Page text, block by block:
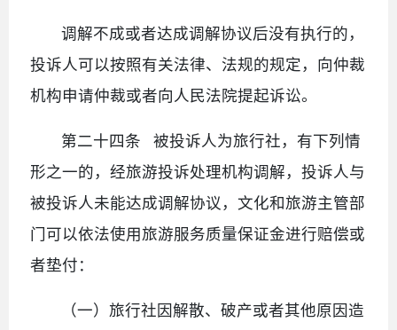
调解不成或者达成调解协议后没有执行的，
投诉人可以按照有关法律、法规的规定，向仲裁
机构申请仲裁或者向人民法院提起诉讼。
第二十四条 被投诉人为旅行社，有下列情
形之一的，经旅游投诉处理机构调解，投诉人与
被投诉人未能达成调解协议，文化和旅游主管部
门可以依法使用旅游服务质量保证金进行赔偿或
者垫付：
（一）旅行社因解散、破产或者其他原因造